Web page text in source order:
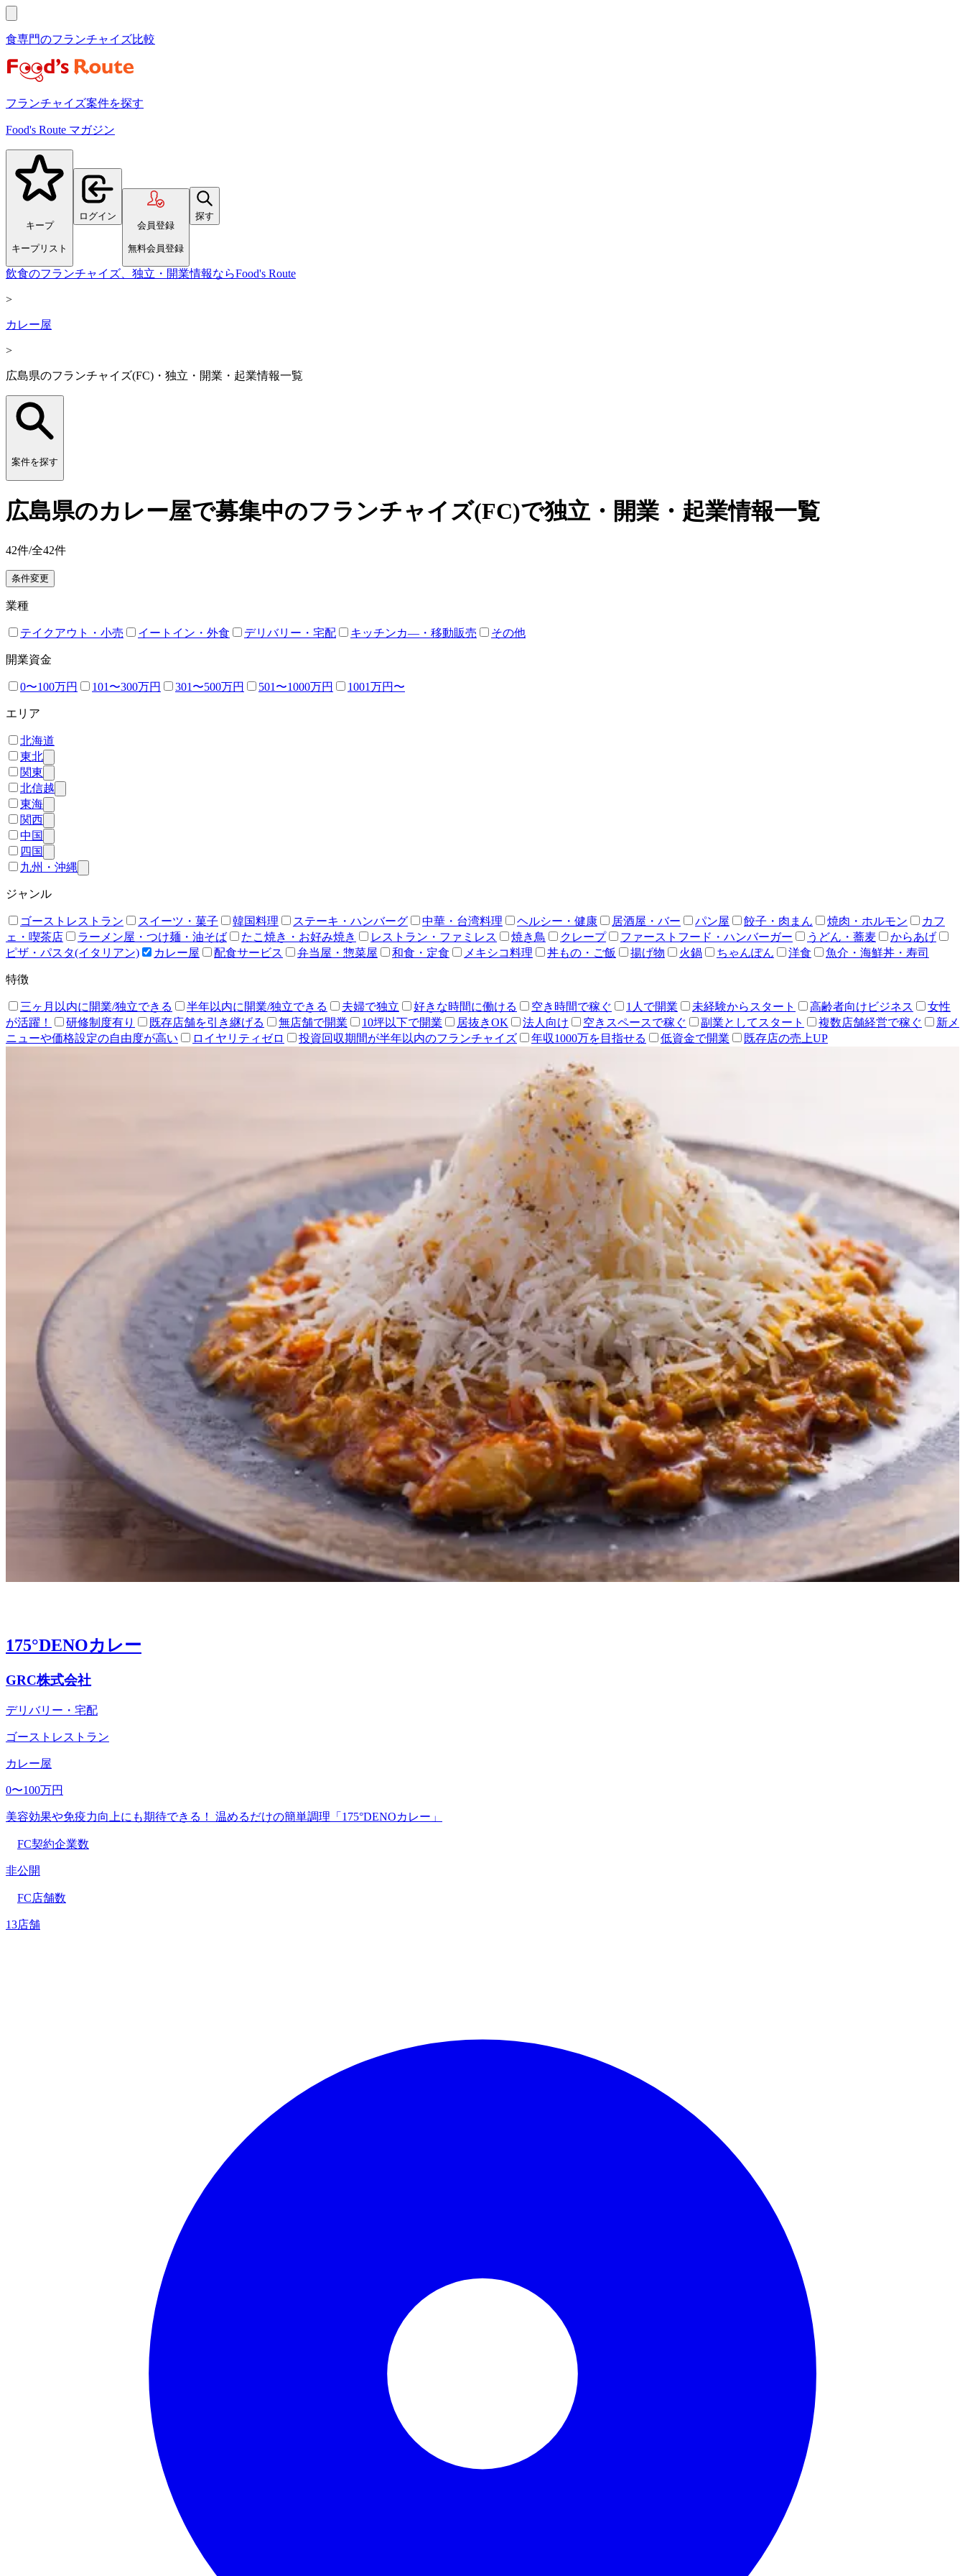
食専門のフランチャイズ比較
フランチャイズ案件を探す
Food's Route マガジン
キープ
キープリスト
ログイン
会員登録
無料会員登録
探す
飲食のフランチャイズ、独立・開業情報ならFood's Route
>
カレー屋
>
広島県のフランチャイズ(FC)・独立・開業・起業情報一覧
案件を探す
広島県のカレー屋で募集中のフランチャイズ(FC)で独立・開業・起業情報一覧
42件/全42件
条件変更
業種
テイクアウト・小売 イートイン・外食 デリバリー・宅配 キッチンカ―・移動販売 その他
開業資金
0〜100万円 101〜300万円 301〜500万円 501〜1000万円 1001万円〜
エリア
北海道
東北
関東
北信越
東海
関西
中国
四国
九州・沖縄
ジャンル
ゴーストレストラン スイーツ・菓子 韓国料理 ステーキ・ハンバーグ 中華・台湾料理 ヘルシー・健康 居酒屋・バー パン屋 餃子・肉まん 焼肉・ホルモン
カフ
ェ・喫茶店
ラーメン屋・つけ麺・油そば たこ焼き・お好み焼き レストラン・ファミレス 焼き鳥 クレープ ファーストフード・ハンバーガー うどん・蕎麦
からあげ
ピザ・パスタ(イタリアン)
カレー屋 配食サービス 弁当屋・惣菜屋 和食・定食 メキシコ料理 丼もの・ご飯 揚げ物 火鍋 ちゃんぽん 洋食 魚介・海鮮丼・寿司
特徴
三ヶ月以内に開業/独立できる 半年以内に開業/独立できる 夫婦で独立 好きな時間に働ける 空き時間で稼ぐ 1人で開業 未経験からスタート 高齢者向けビジネス
女性
が活躍！
研修制度有り 既存店舗を引き継げる 無店舗で開業 10坪以下で開業 居抜きOK 法人向け 空きスペースで稼ぐ 副業としてスタート 複数店舗経営で稼ぐ
新メ
ニューや価格設定の自由度が高い
ロイヤリティゼロ 投資回収期間が半年以内のフランチャイズ 年収1000万を目指せる 低資金で開業 既存店の売上UP
175°DENOカレー
GRC株式会社
デリバリー・宅配
ゴーストレストラン
カレー屋
0〜100万円
美容効果や免疫力向上にも期待できる！ 温めるだけの簡単調理「175°DENOカレー」
FC契約企業数
非公開
FC店舗数
13店舗